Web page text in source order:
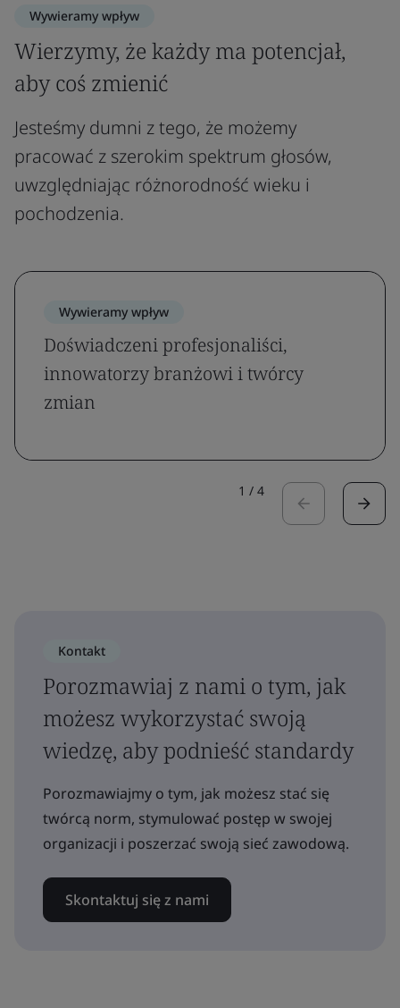
Wywieramy wpływ
Wierzymy, że każdy ma potencjał,
aby coś zmienić
Jesteśmy dumni z tego, że możemy
pracować z szerokim spektrum głosów,
uwzględniając różnorodność wieku i
pochodzenia.
Wywieramy wpływ
Doświadczeni profesjonaliści,
innowatorzy branżowi i twórcy
zmian
1 / 4
Kontakt
Porozmawiaj z nami o tym, jak
możesz wykorzystać swoją
wiedzę, aby podnieść standardy
Porozmawiajmy o tym, jak możesz stać się
twórcą norm, stymulować postęp w swojej
organizacji i poszerzać swoją sieć zawodową.
Skontaktuj się z nami